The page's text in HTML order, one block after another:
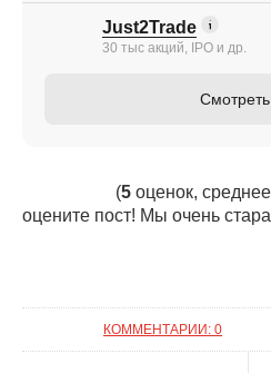
Just2Trade
30 тыс акций, IPO и др.
(5 оценок,
оцените пост! Мы очень
КОММЕНТАРИИ: 0